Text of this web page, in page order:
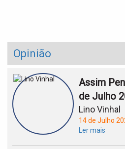
Opinião
Assim
de Julho
Lino Vinhal
14 de Julho
Ler mais